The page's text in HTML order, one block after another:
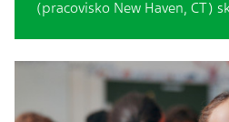
(pracovisko New Haven, CT)